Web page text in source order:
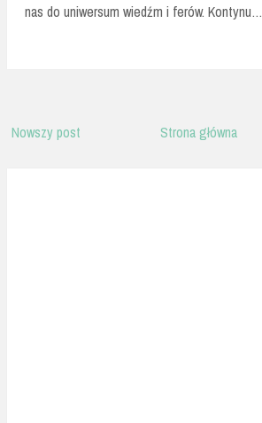
nas do uniwersum wiedźm i ferów. Kontynu…
Nowszy post Strona główna